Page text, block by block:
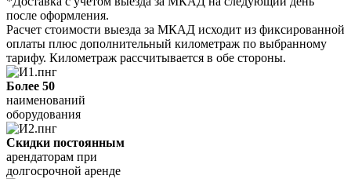
после оформления.
Расчет стоимости выезда за МКАД исходит из фиксированной
оплаты плюс дополнительный километраж по выбранному
тарифу. Километраж рассчитывается в обе стороны.
Более 50
наименований
оборудования
Скидки постоянным
арендаторам при
долгосрочной аренде